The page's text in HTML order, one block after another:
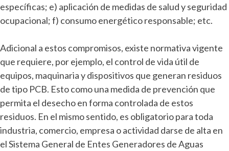
específicas; e) aplicación de medidas de salud y seguridad
ocupacional; f) consumo energético responsable; etc.
Adicional a estos compromisos, existe normativa vigente
que requiere, por ejemplo, el control de vida útil de
equipos, maquinaria y dispositivos que generan residuos
de tipo PCB. Esto como una medida de prevención que
permita el desecho en forma controlada de estos
residuos. En el mismo sentido, es obligatorio para toda
industria, comercio, empresa o actividad darse de alta en
el Sistema General de Entes Generadores de Aguas